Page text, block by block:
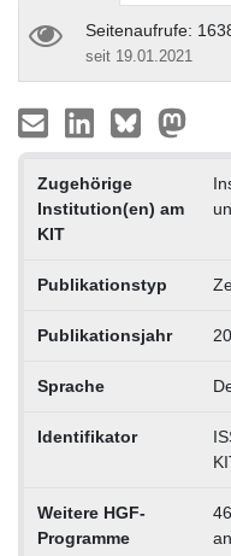
Seitenaufrufe:
seit 19.01.2021
Zugehörige
Institution(en) am
KIT
Publikationstyp
Publikationsjahr
Sprache
Identifikator
Weitere HGF-
Programme